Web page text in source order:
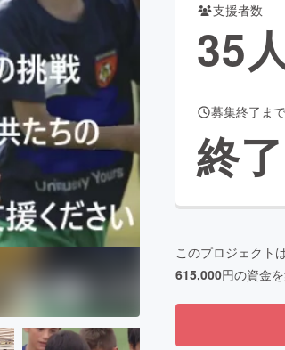
ビューティー・ヘルスケア
Social GoodCAMPFIRE Creation
さと納税machi-yaコミュニティ
支援者数
35
募集終了ま
終了
このプロジェクトは
615,000円の資金を